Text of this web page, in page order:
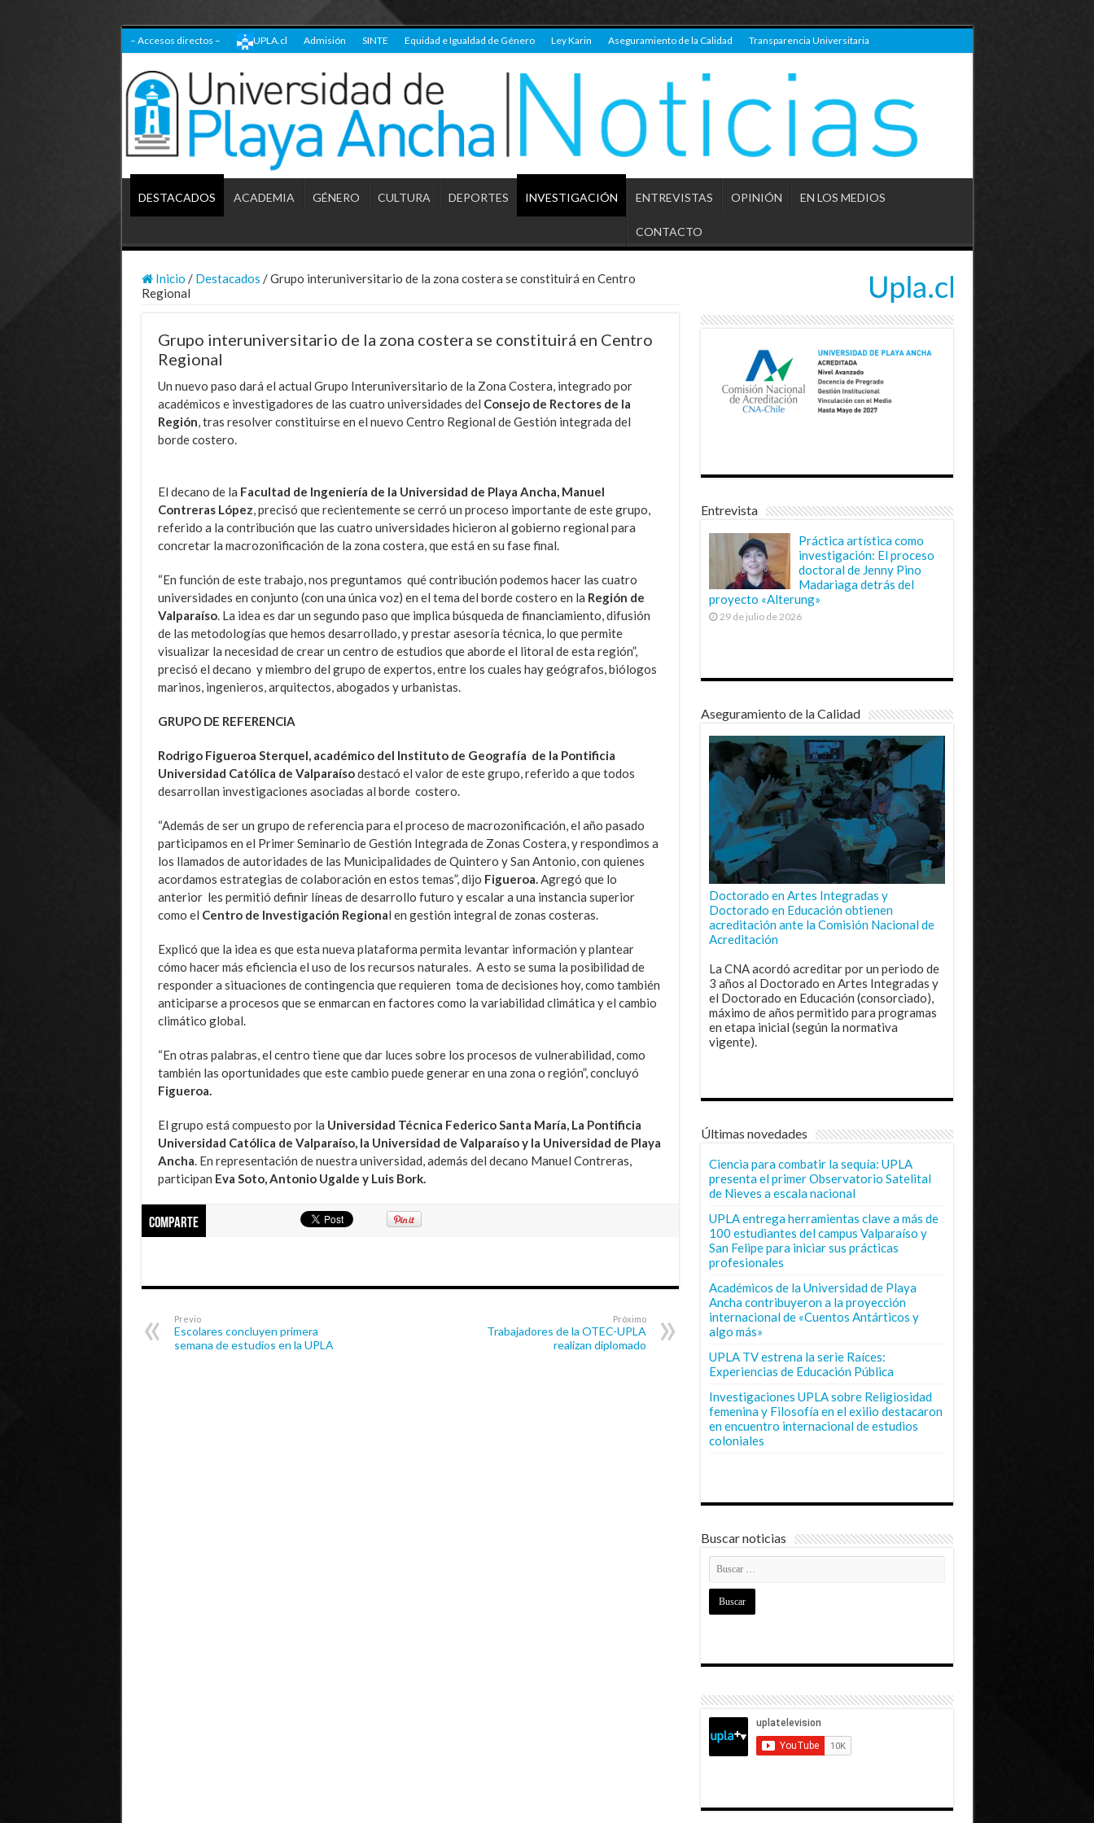
– Accesos directos – UPLA.cl Admisión SINTE Equidad e Igualdad de Género Ley Karin Aseguramiento de la Calidad Transparencia Universitaria
DESTACADOS ACADEMIA GÉNERO CULTURA DEPORTES INVESTIGACIÓN ENTREVISTAS OPINIÓN EN LOS MEDIOS
CONTACTO
Inicio / Destacados /Grupo interuniversitario de la zona costera se constituirá en Centro
Regional
Grupo interuniversitario de la zona costera se constituirá en Centro
Regional
Un nuevo paso dará el actual Grupo Interuniversitario de la Zona Costera, integrado por
académicos e investigadores de las cuatro universidades del Consejo de Rectores de la
Región , tras resolver constituirse en el nuevo Centro Regional de Gestión integrada del
borde costero.
El decano de la Facultad de Ingeniería de la Universidad de Playa Ancha, Manuel
Contreras López , precisó que recientemente se cerró un proceso importante de este grupo,
referido a la contribución que las cuatro universidades hicieron al gobierno regional para
concretar la macrozonificación de la zona costera, que está en su fase final.
“En función de este trabajo, nos preguntamos qué contribución podemos hacer las cuatro
universidades en conjunto (con una única voz) en el tema del borde costero en la Región de
Valparaíso. La idea es dar un segundo paso que implica búsqueda de financiamiento, difusión
de las metodologías que hemos desarrollado, y prestar asesoría técnica, lo que permite
visualizar la necesidad de crear un centro de estudios que aborde el litoral de esta región”,
precisó el decano y miembro del grupo de expertos, entre los cuales hay geógrafos, biólogos
marinos, ingenieros, arquitectos, abogados y urbanistas.
GRUPO DE REFERENCIA
Rodrigo Figueroa Sterquel, académico del Instituto de Geografía de la Pontificia
Universidad Católica de Valparaísodestacó el valor de este grupo, referido a que todos
desarrollan investigaciones asociadas al borde costero.
“Además de ser un grupo de referencia para el proceso de macrozonificación, el año pasado
participamos en el Primer Seminario de Gestión Integrada de Zonas Costera, y respondimos a
los llamados de autoridades de las Municipalidades de Quintero y San Antonio, con quienes
acordamos estrategias de colaboración en estos temas”, dijo Figueroa. Agregó que lo
anterior les permitió definir líneas de desarrollo futuro y escalar a una instancia superior
como el Centro de Investigación Regional en gestión integral de zonas costeras.
Explicó que la idea es que esta nueva plataforma permita levantar información y plantear
cómo hacer más eficiencia el uso de los recursos naturales. A esto se suma la posibilidad de
responder a situaciones de contingencia que requieren toma de decisiones hoy, como también
anticiparse a procesos que se enmarcan en factores como la variabilidad climática y el cambio
climático global.
“En otras palabras, el centro tiene que dar luces sobre los procesos de vulnerabilidad, como
también las oportunidades que este cambio puede generar en una zona o región”, concluyó
Figueroa.
El grupo está compuesto por la Universidad Técnica Federico Santa María, La Pontificia
Universidad Católica de Valparaíso, la Universidad de Valparaíso y la Universidad de Playa
Ancha . En representación de nuestra universidad, además del decano Manuel Contreras,
participan Eva Soto, Antonio Ugalde y Luis Bork.
Comparte
Previo
Escolares concluyen primera
semana de estudios en la UPLA
Próximo
Trabajadores de la OTEC-UPLA
realizan diplomado
Entrevista
Práctica artística como
investigación: El proceso
doctoral de Jenny Pino
Madariaga detrás del
proyecto «Alterung»
29 de julio de 2026
Aseguramiento de la Calidad
Doctorado en Artes Integradas y
Doctorado en Educación obtienen
acreditación ante la Comisión Nacional de
Acreditación
La CNA acordó acreditar por un periodo de
3 años al Doctorado en Artes Integradas y
el Doctorado en Educación (consorciado),
máximo de años permitido para programas
en etapa inicial (según la normativa
vigente).
Últimas novedades
Ciencia para combatir la sequía: UPLA
presenta el primer Observatorio Satelital
de Nieves a escala nacional
UPLA entrega herramientas clave a más de
100 estudiantes del campus Valparaíso y
San Felipe para iniciar sus prácticas
profesionales
Académicos de la Universidad de Playa
Ancha contribuyeron a la proyección
internacional de «Cuentos Antárticos y
algo más»
UPLA TV estrena la serie Raíces:
Experiencias de Educación Pública
Investigaciones UPLA sobre Religiosidad
femenina y Filosofía en el exilio destacaron
en encuentro internacional de estudios
coloniales
Buscar noticias